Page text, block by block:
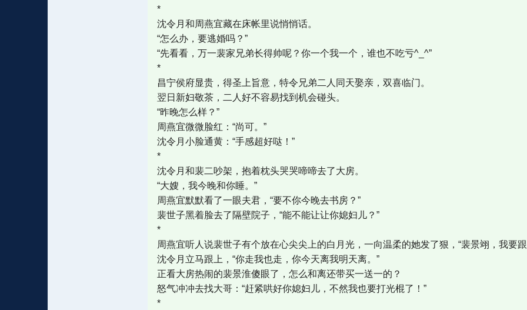
*
沈令月和周燕宜藏在床帐里说悄悄话。
“怎么办，要逃婚吗？”
“先看看，万一裴家兄弟长得帅呢？你一个我一个，谁也不吃亏^_^”
*
昌宁侯府显贵，得圣上旨意，特令兄弟二人同天娶亲，双喜临门。
翌日新妇敬茶，二人好不容易找到机会碰头。
“昨晚怎么样？”
周燕宜微微脸红：“尚可。”
沈令月小脸通黄：“手感超好哒！”
*
沈令月和裴二吵架，抱着枕头哭哭啼啼去了大房。
“大嫂，我今晚和你睡。”
周燕宜默默看了一眼夫君，“要不你今晚去书房？”
裴世子黑着脸去了隔壁院子，“能不能让让你媳妇儿？”
*
周燕宜听人说裴世子有个放在心尖尖上的白月光，一向温柔的她发了狠，“裴景翊，我要
沈令月立马跟上，“你走我也走，你今天离我明天离。”
正看大房热闹的裴景淮傻眼了，怎么和离还带买一送一的？
怒气冲冲去找大哥：“赶紧哄好你媳妇儿，不然我也要打光棍了！”
*